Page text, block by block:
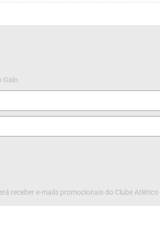
Galo
receber e-mails promocionais do Clube Atlético